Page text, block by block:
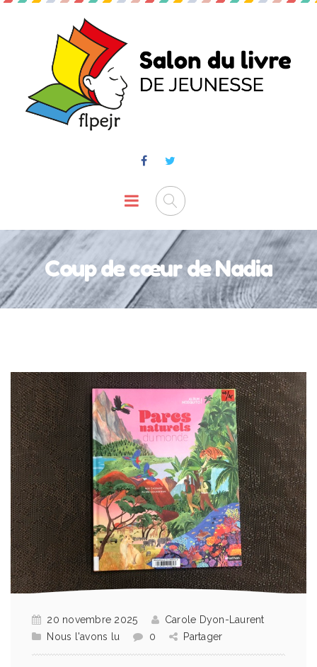
Coup de cœur de Nadia
20 novembre 2025
Carole Dyon-Laurent
Nous l'avons lu
0 Partager